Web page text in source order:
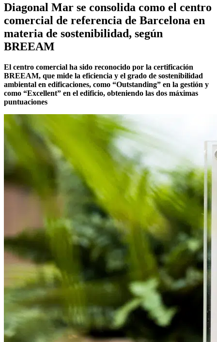
Diagonal Mar se consolida como el centro
comercial de referencia de Barcelona en
materia de sostenibilidad, según
BREEAM
El centro comercial ha sido reconocido por la certificación
BREEAM, que mide la eficiencia y el grado de sostenibilidad
ambiental en edificaciones, como “Outstanding” en la gestión y
como “Excellent” en el edificio, obteniendo las dos máximas
puntuaciones